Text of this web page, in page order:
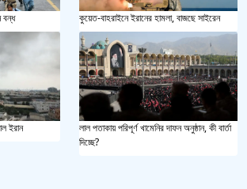
বন্ধ কুয়েত-বাহরাইনে ইরানের হামলা, বাজছে সাইরেন
ইরান
লাল পতাকায় পরিপূর্ণ খামেনির দাফন অনুষ্ঠান, কী বার্তা
দিচ্ছে?